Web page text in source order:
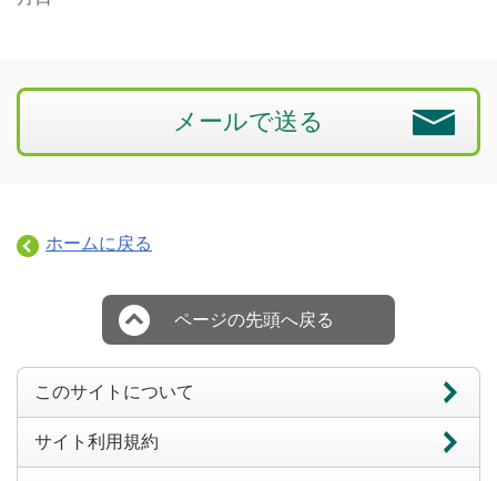
メールで送る
ホームに戻る
ページの先頭へ戻る
このサイトについて
サイト利用規約